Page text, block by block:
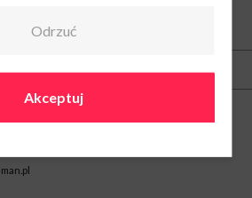
w Łodzi
Odrzuć
Akceptuj